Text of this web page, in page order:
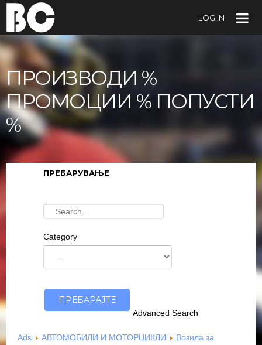
LOG IN
ПРОИЗВОДИ %
ПРОМОЦИИ % ПОПУСТИ
%
ПРЕБАРУВАЊЕ
Category
Advanced Search
Ads АВТОМОБИЛИ И МОТОРЦИКЛИ
Возила за